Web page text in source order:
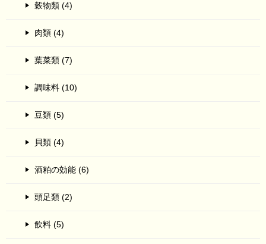
穀物類 (4)
肉類 (4)
葉菜類 (7)
調味料 (10)
豆類 (5)
貝類 (4)
酒粕の効能 (6)
頭足類 (2)
飲料 (5)